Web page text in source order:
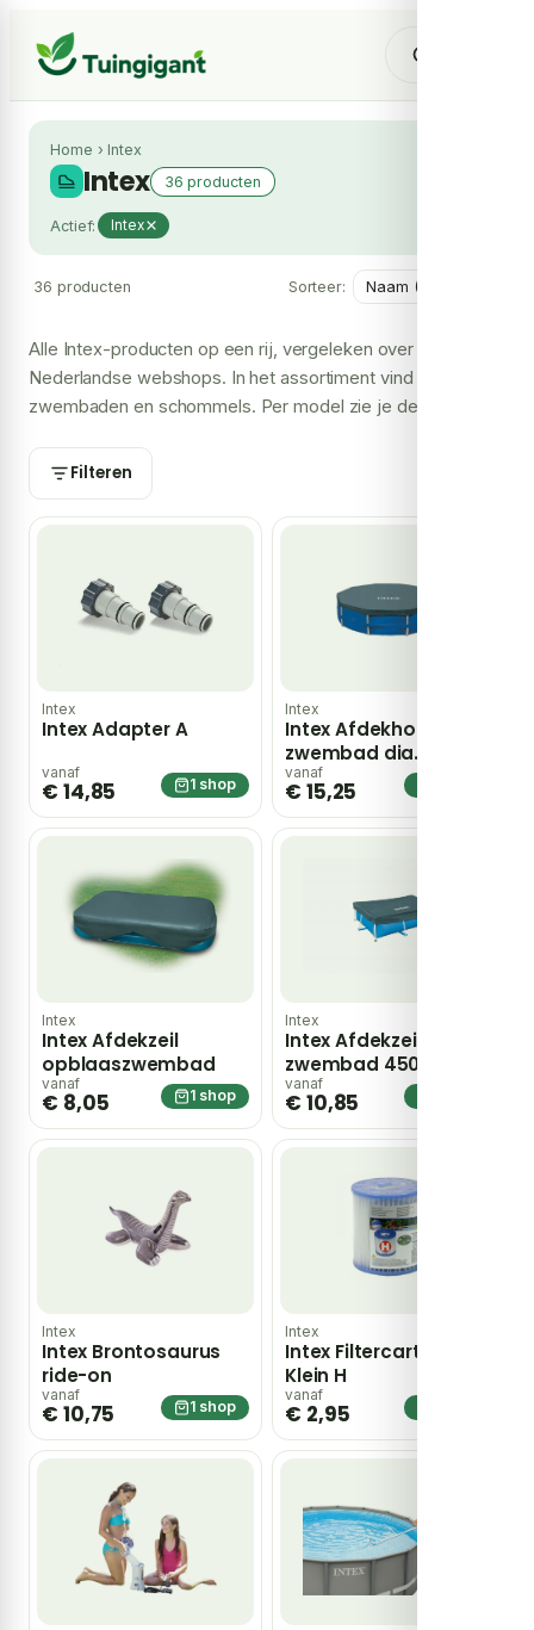
Home › Intex
Intex 36 producten
Actief: Intex
36 producten Sorteer:
Alle Intex-producten op een rij, vergeleken over meerdere
Nederlandse webshops. In het assortiment vind je vooral
zwembaden en schommels. Per model zie je de laagste
voordeligste shop koopt.
Filteren
Intex
Intex Adapter A
vanaf
€ 14,85 1 shop
Intex
Intex Afdekhoes
zwembad dia. 366
cm – blauw
vanaf
€ 15,25
Intex
Intex Afdekzeil
opblaaszwembad
vanaf
€ 8,05 1 shop
Intex
Intex Afdekzeil
zwembad 450×220
cm – blauw
vanaf
€ 10,85
Intex
Intex Brontosaurus
ride-on
vanaf
€ 10,75 1 shop
Intex
Intex Filtercartridge
Klein H
vanaf
€ 2,95